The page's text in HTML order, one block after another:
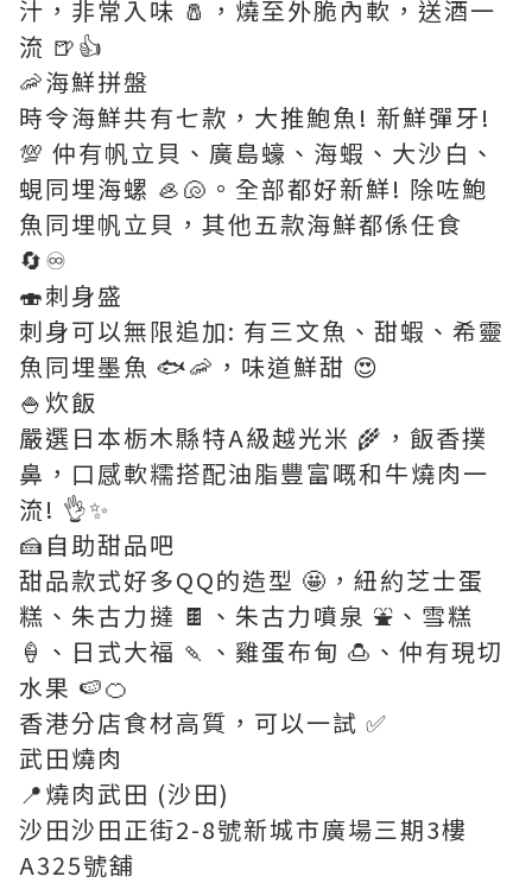
汁，非常入味 🧂，燒至外脆內軟，送酒一
流 🍺👍
🦐海鮮拼盤
時令海鮮共有七款，大推鮑魚! 新鮮彈牙!
💯 仲有帆立貝、廣島蠔、海蝦、大沙白、
蜆同埋海螺 🦪🐚。全部都好新鮮! 除咗鮑
魚同埋帆立貝，其他五款海鮮都係任食
🔄♾️
🍣刺身盛
刺身可以無限追加: 有三文魚、甜蝦、希靈
魚同埋墨魚 🐟🦐，味道鮮甜 😍
🍚炊飯
嚴選日本栃木縣特A級越光米 🌾，飯香撲
鼻，口感軟糯搭配油脂豐富嘅和牛燒肉一
流! 👌✨
🍰自助甜品吧
甜品款式好多QQ的造型 🤩，紐約芝士蛋
糕、朱古力撻 🍫、朱古力噴泉 ⛲、雪糕
🍦、日式大福 🍡、雞蛋布甸 🍮、仲有現切
水果 🍉🍊
香港分店食材高質，可以一試 ✅
武田燒肉
📍燒肉武田 (沙田)
沙田沙田正街2-8號新城市廣場三期3樓
A325號舖